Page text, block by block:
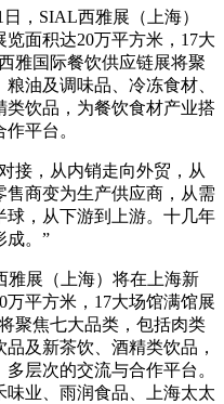
，SIAL西雅展（上海）
面积达20万平方米，17大
雅国际餐饮供应链展将聚
油及调味品、冷冻食材、
饮品，为餐饮食材产业搭
平台。
，从内销走向外贸，从
商变为生产供应商，从需
，从下游到上游。十几年
成。”
展（上海）将在上海新
平方米，17大场馆满馆展
聚焦七大品类，包括肉类
及新茶饮、酒精类饮品，
层次的交流与合作平台。
味业、雨润食品、上海太太